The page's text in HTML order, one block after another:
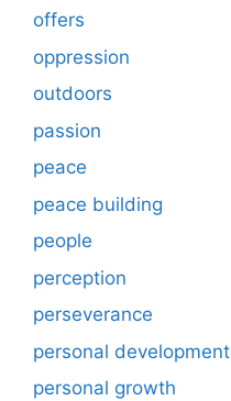
offers
oppression
outdoors
passion
peace
peace building
people
perception
perseverance
personal development
personal growth